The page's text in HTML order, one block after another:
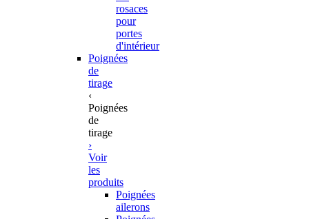
rosaces
pour
portes
d'intérieur
Poignées
de
tirage
‹
Poignées
de
tirage
›
Voir
les
produits
Poignées
ailerons